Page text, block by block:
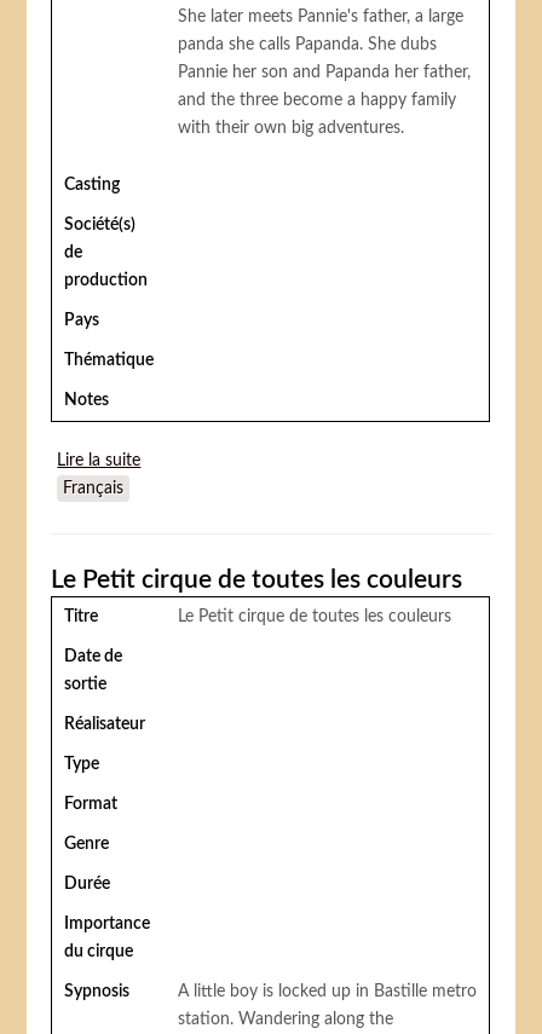
She later meets Pannie's father, a large
panda she calls Papanda. She dubs
Pannie her son and Papanda her father,
and the three become a happy family
with their own big adventures.
Casting
Société(s)
de
production
Pays
Thématique
Notes
Lire la suite
Français
Le Petit cirque de toutes les couleurs
Titre Le Petit cirque de toutes les couleurs
Date de
sortie
Réalisateur
Type
Format
Genre
Durée
Importance
du cirque
Sypnosis
A little boy is locked up in Bastille metro
station. Wandering along the